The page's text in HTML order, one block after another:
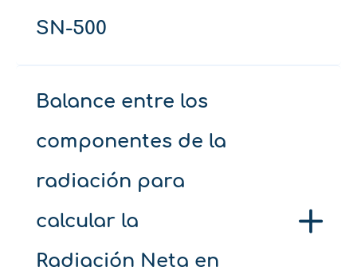
SN-500
Balance entre los
componentes de la
radiación para
calcular la
Radiación Neta en